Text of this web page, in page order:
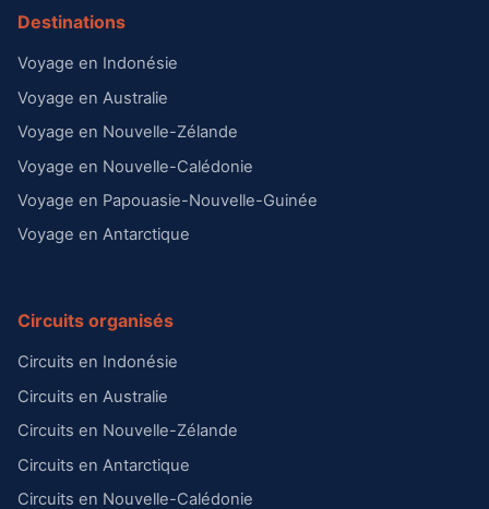
Destinations
Voyage en Indonésie
Voyage en Australie
Voyage en Nouvelle-Zélande
Voyage en Nouvelle-Calédonie
Voyage en Papouasie-Nouvelle-Guinée
Voyage en Antarctique
Circuits organisés
Circuits en Indonésie
Circuits en Australie
Circuits en Nouvelle-Zélande
Circuits en Antarctique
Circuits en Nouvelle-Calédonie